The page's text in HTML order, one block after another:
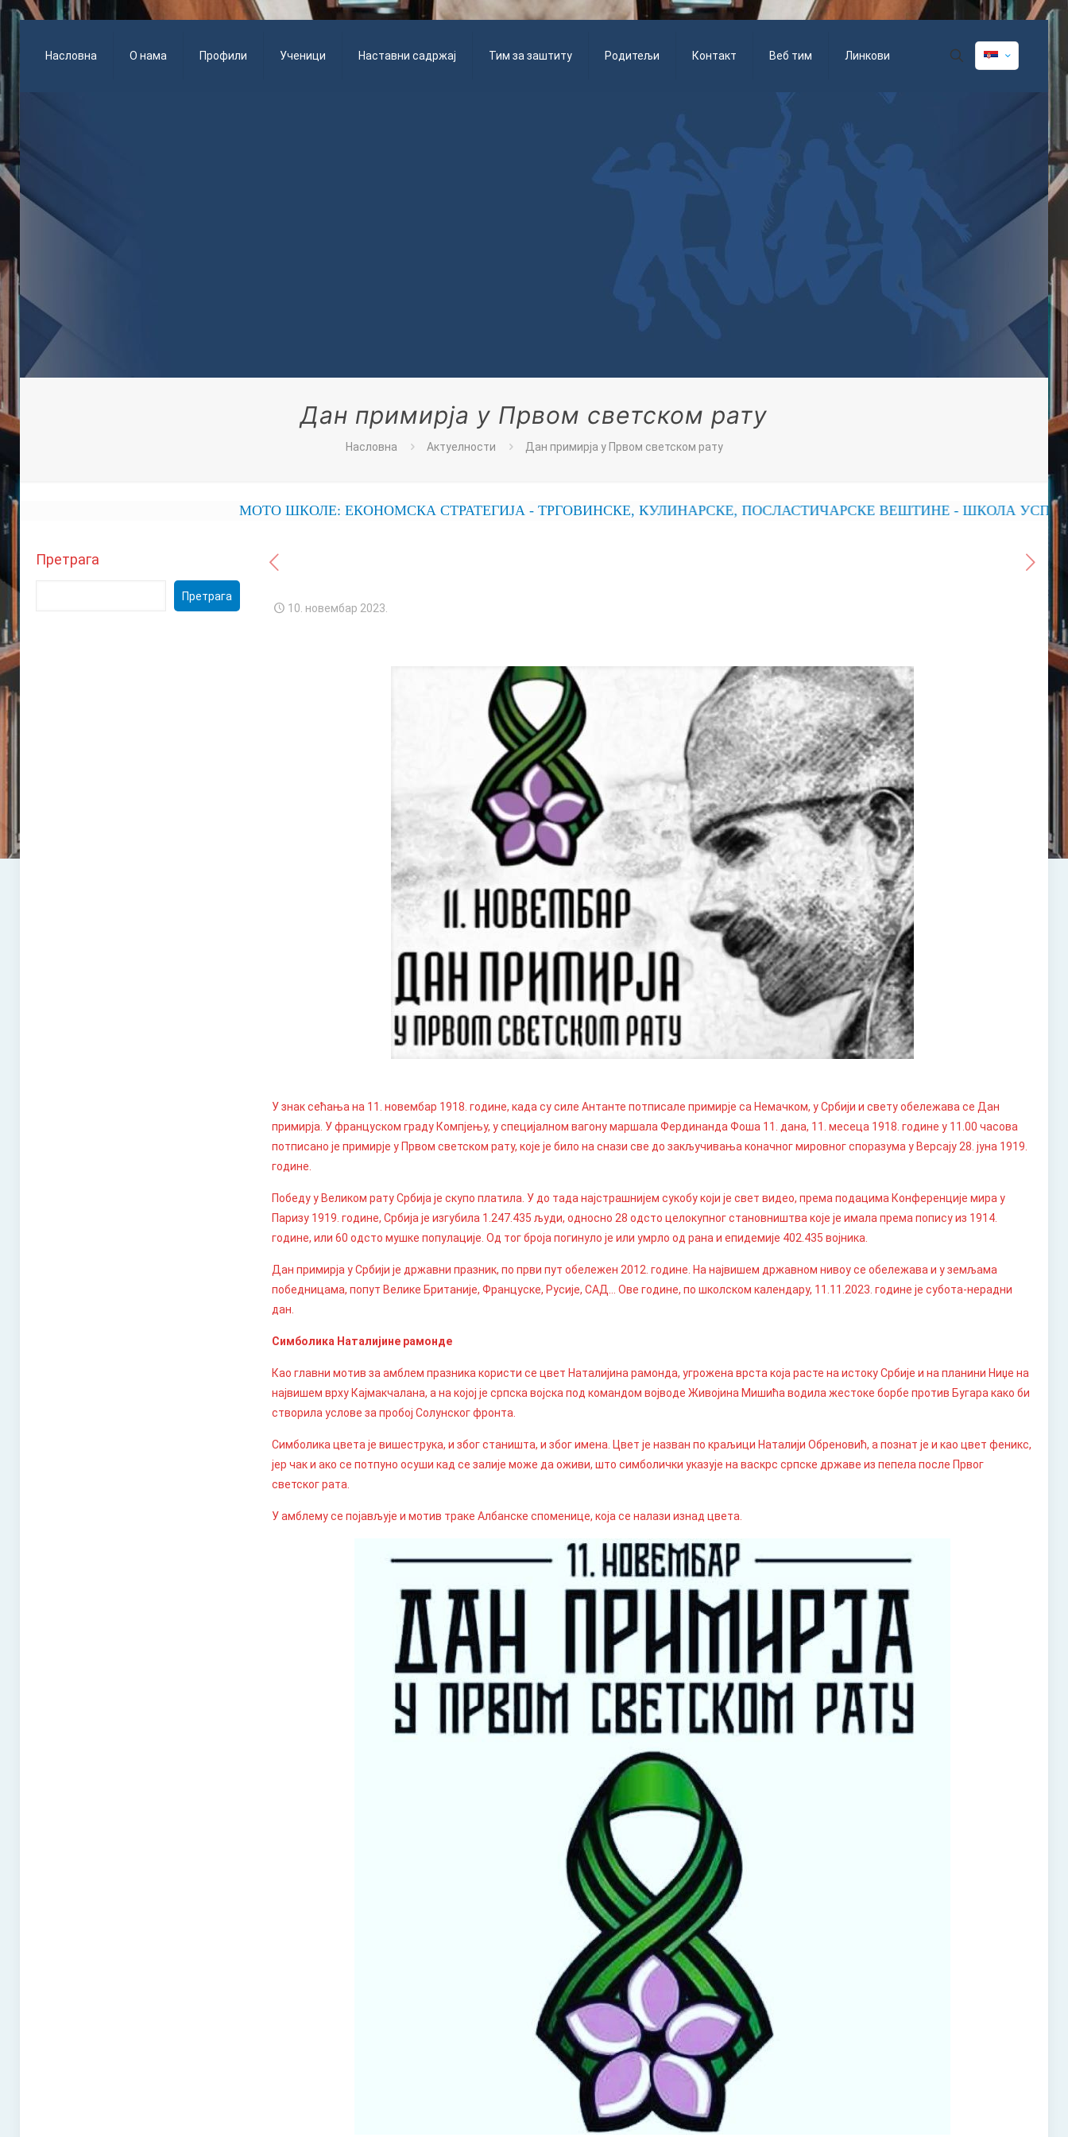
Насловна О нама Профили Ученици Наставни садржај Тим за заштиту Родитељи Контакт Веб тим Линкови
Дан примирја у Првом светском рату
Насловна Актуелности Дан примирја у Првом светском рату
МОТО ШКОЛЕ: ЕКОНОМСКА СТРАТЕГИЈА - ТРГОВИНСКЕ, КУЛИНАРСКЕ, ПОСЛАСТИЧАРСКЕ ВЕШТИНЕ - ШКОЛА УСПЕХА
10. новембар 2023.
У знак сећања на 11. новембар 1918. године, када су силе Антанте потписале примирје са Немачком, у Србији и свету обележава се Дан
примирја. У француском граду Компјењу, у специјалном вагону маршала Фердинанда Фоша 11. дана, 11. месеца 1918. године у 11.00 часова
потписано је примирје у Првом светском рату, које је било на снази све до закључивања коначног мировног споразума у Версају 28. јуна 1919.
године.
Победу у Великом рату Србија је скупо платила. У до тада најстрашнијем сукобу који је свет видео, према подацима Конференције мира у
Паризу 1919. године, Србија је изгубила 1.247.435 људи, односно 28 одсто целокупног становништва које је имала према попису из 1914.
године, или 60 одсто мушке популације. Од тог броја погинуло је или умрло од рана и епидемије 402.435 војника.
Дан примирја у Србији је државни празник, по први пут обележен 2012. године. На највишем државном нивоу се обележава и у земљама
победницама, попут Велике Британије, Француске, Русије, САД… Ове године, по школском календару, 11.11.2023. године је субота-нерадни
дан.
Симболика Наталијине рамонде
Као главни мотив за амблем празника користи се цвет Наталијина рамонда, угрожена врста која расте на истоку Србије и на планини Ниџе на
највишем врху Кајмакчалана, а на којој је српска војска под командом војводе Живојина Мишића водила жестоке борбе против Бугара како би
створила услове за пробој Солунског фронта.
Симболика цвета је вишеструка, и због станишта, и због имена. Цвет је назван по краљици Наталији Обреновић, а познат је и као цвет феникс,
јер чак и ако се потпуно осуши кад се залије може да оживи, што симболички указује на васкрс српске државе из пепела после Првог
светског рата.
У амблему се појављује и мотив траке Албанске споменице, која се налази изнад цвета.
Претрага
Претрага